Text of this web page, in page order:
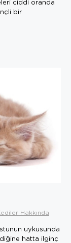
ciddi oranda
bir
Hakkında
uykusunda
hatta ilginç